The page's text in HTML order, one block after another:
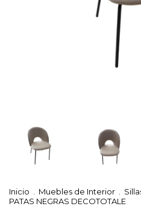
Inicio Muebles de Interior
PATAS NEGRAS DECOTOTALE